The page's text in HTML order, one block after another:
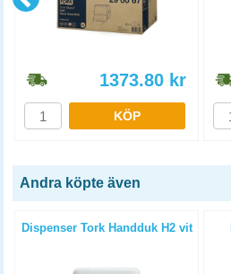
1373.80 kr
KÖP
Andra köpte även
Dispenser Tork Handduk H2 vit